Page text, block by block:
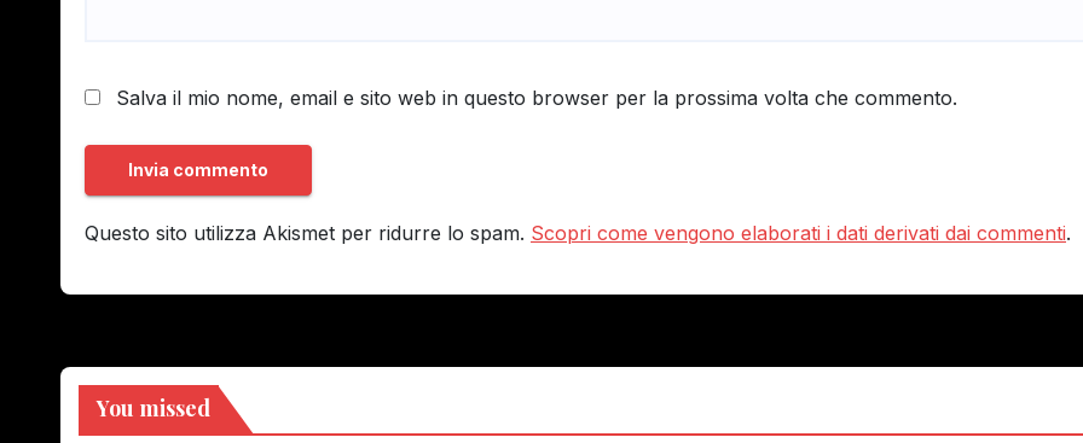
Salva il mio nome, email e sito web in questo browser per la prossima volta che commento.
Questo sito utilizza Akismet per ridurre lo spam. Scopri come vengono elaborati i dati derivati dai commenti.
You missed